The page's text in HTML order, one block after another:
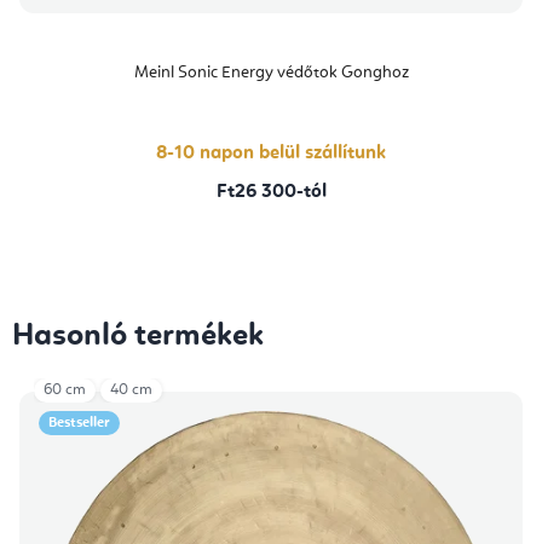
Meinl Sonic Energy védőtok Gonghoz
8-10 napon belül szállítunk
Ft26 300-tól
Hasonló termékek
Bestseller
60 cm 40 cm